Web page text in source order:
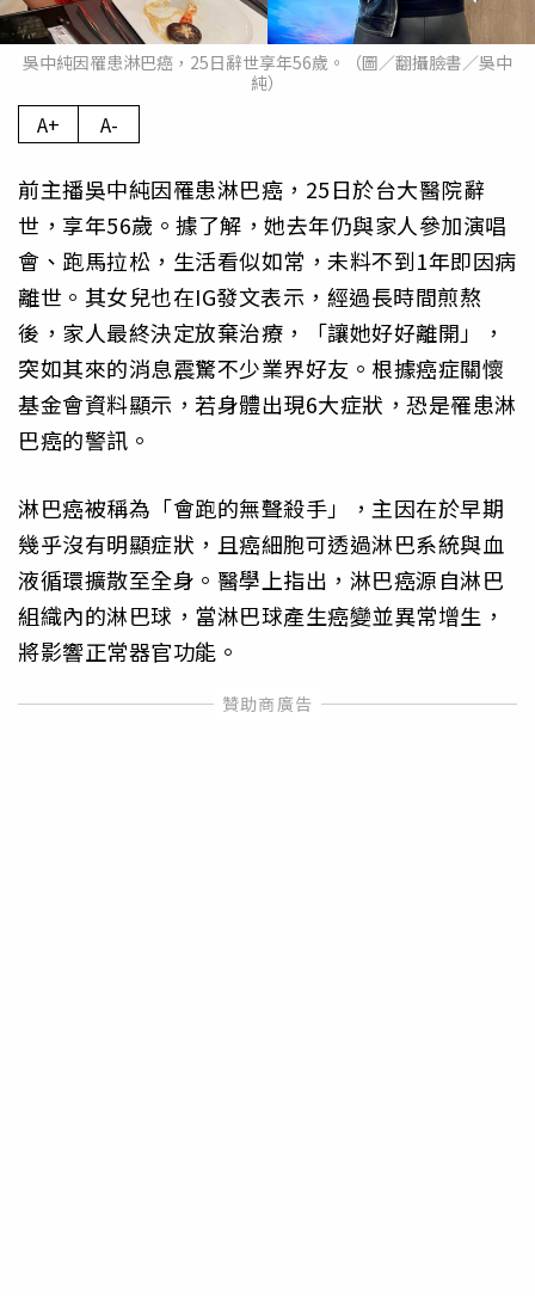
吳中純因罹患淋巴癌，25日辭世享年56歲。（圖／翻攝臉書／吳中
純）
A+ A-
前主播吳中純因罹患淋巴癌，25日於台大醫院辭
世，享年56歲。據了解，她去年仍與家人參加演唱
會、跑馬拉松，生活看似如常，未料不到1年即因病
離世。其女兒也在IG發文表示，經過長時間煎熬
後，家人最終決定放棄治療，「讓她好好離開」，
突如其來的消息震驚不少業界好友。根據癌症關懷
基金會資料顯示，若身體出現6大症狀，恐是罹患淋
巴癌的警訊。
淋巴癌被稱為「會跑的無聲殺手」，主因在於早期
幾乎沒有明顯症狀，且癌細胞可透過淋巴系統與血
液循環擴散至全身。醫學上指出，淋巴癌源自淋巴
組織內的淋巴球，當淋巴球產生癌變並異常增生，
將影響正常器官功能。